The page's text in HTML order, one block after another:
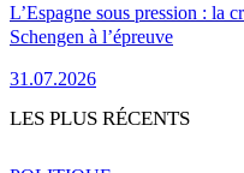
L’Espagne sous pression : la
Schengen à l’épreuve
31.07.2026
LES PLUS RÉCENTS